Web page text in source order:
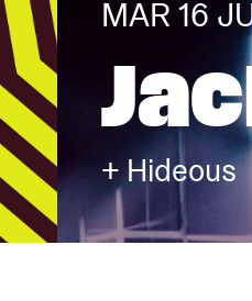
AB ❤
MAR 16
+ Hideous